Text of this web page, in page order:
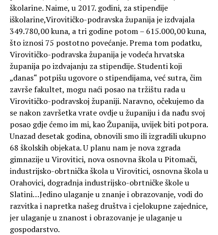
školarine. Naime, u 2017. godini, za stipendije
iškolarine,Virovitičko-podravska županija je izdvajala
349.780,00 kuna, a tri godine potom – 615.000,00 kuna,
što iznosi 75 postotno povećanje. Prema tom podatku,
Virovitičko-podravska županija je vodeća hrvatska
županija po izdvajanju za stipendije. Studenti koji
„danas“ potpišu ugovore o stipendijama, već sutra, čim
završe fakultet, mogu naći posao na tržištu rada u
Virovitičko-podravskoj županiji. Naravno, očekujemo da
se nakon završetka vrate ovdje u županiju i da nađu svoj
posao gdje ćemo im mi, kao Županija, uvijek biti potpora.
Unazad desetak godina, obnovili smo ili izgradili ukupno
68 školskih objekata. U planu nam je nova zgrada
gimnazije u Virovitici, nova osnovna škola u Pitomači,
industrijsko-obrtnička škola u Virovitici, osnovna škola u
Orahovici, dogradnja industrijsko-obrtničke škole u
Slatini…Jedino ulaganje u znanje i obrazovanje, vodi do
razvitka i napretka našeg društva i cjelokupne zajednice,
jer ulaganje u znanost i obrazovanje je ulaganje u
gospodarstvo.